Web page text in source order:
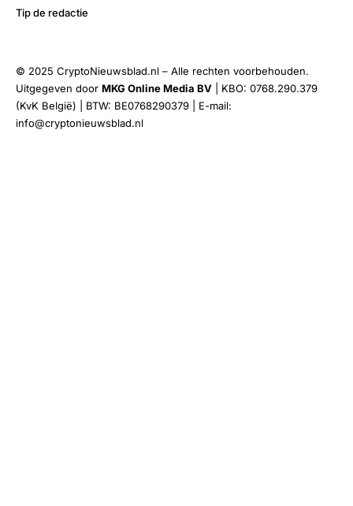
Tip de redactie
© 2025 CryptoNieuwsblad.nl – Alle rechten voorbehouden.
Uitgegeven door MKG Online Media BV | KBO: 0768.290.379
(KvK België) | BTW: BE0768290379 | E-mail:
info@cryptonieuwsblad.nl